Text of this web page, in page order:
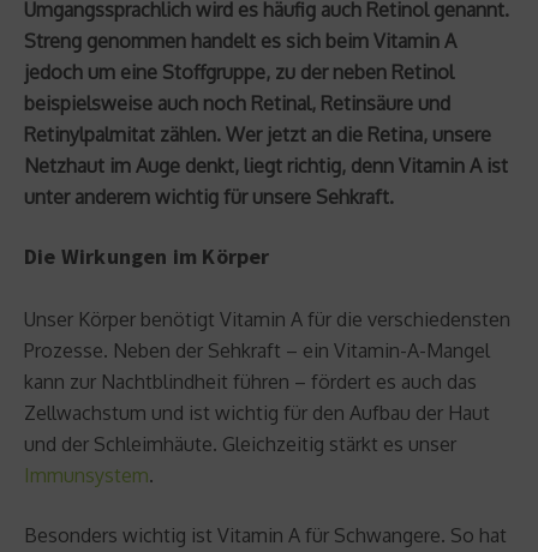
Umgangssprachlich wird es häufig auch Retinol genannt.
Streng genommen handelt es sich beim Vitamin A
jedoch um eine Stoffgruppe, zu der neben Retinol
beispielsweise auch noch Retinal, Retinsäure und
Retinylpalmitat zählen. Wer jetzt an die Retina, unsere
Netzhaut im Auge denkt, liegt richtig, denn Vitamin A ist
unter anderem wichtig für unsere Sehkraft.
Die Wirkungen im Körper
Unser Körper benötigt Vitamin A für die verschiedensten
Prozesse. Neben der Sehkraft – ein Vitamin-A-Mangel
kann zur Nachtblindheit führen – fördert es auch das
Zellwachstum und ist wichtig für den Aufbau der Haut
und der Schleimhäute. Gleichzeitig stärkt es unser
Immunsystem.
Besonders wichtig ist Vitamin A für Schwangere. So hat